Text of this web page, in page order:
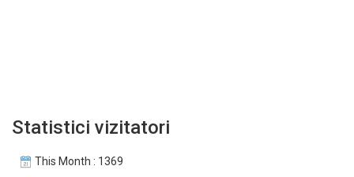
Statistici vizitatori
This Month : 1369